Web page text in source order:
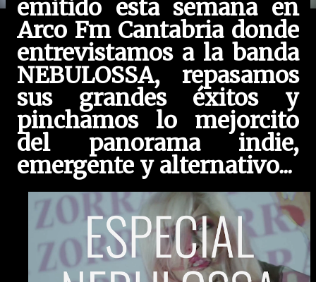
emitido esta semana en
Arco Fm Cantabria donde
entrevistamos a la banda
NEBULOSSA, repasamos
sus grandes éxitos y
pinchamos lo mejorcito
del panorama indie,
emergente y alternativo...